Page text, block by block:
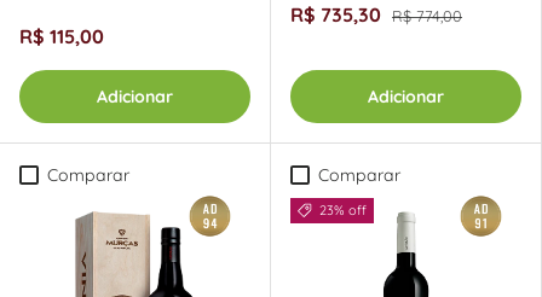
R$ 115,00
Adicionar
R$ 735,30 R$ 774,00
Adicionar
Comparar Comparar
23% off